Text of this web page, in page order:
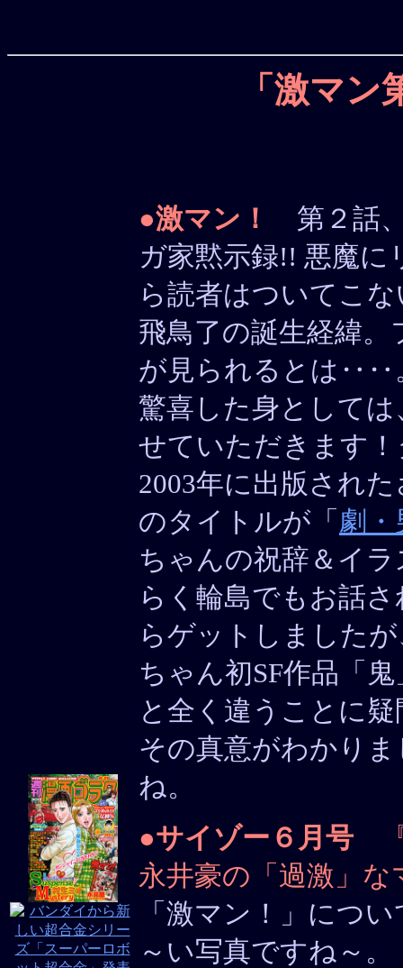
「激マ
●激マン！
第２話
ガ家黙示録!! 悪魔
ら読者はついてこ
飛鳥了の誕生経緯
が見られるとは‥‥
驚喜した身として
せていただきます
2003年に出版され
のタイトルが「 劇・
ちゃんの祝辞＆イ
らく輪島でもお話
らゲットしました
ちゃん初SF作品「
と全く違うことに
その真意がわかり
ね。
●サイゾー６月号
永井豪の「過激」
「激マン！」につ
～い写真ですね～。